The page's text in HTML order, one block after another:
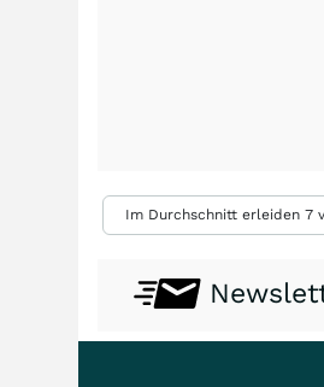
Im Durchschnitt erleiden 7